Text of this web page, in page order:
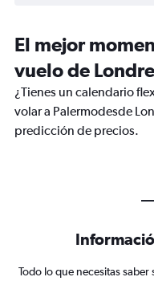
El mejor
vuelo de
¿Tienes un calendario
volar a Palermodesde
predicción de precios.
Todo lo que necesitas